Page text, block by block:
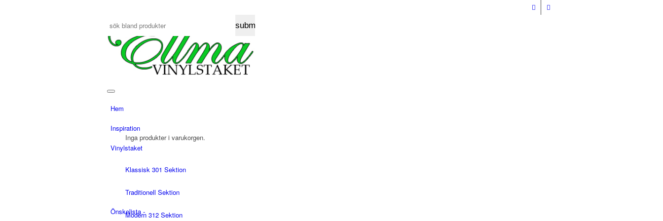
Inga produkter i varukorgen.
Önskelista -
Hem
Inspiration
Vinylstaket
Klassisk 301 Sektion
Traditionell Sektion
Modern 312 Sektion